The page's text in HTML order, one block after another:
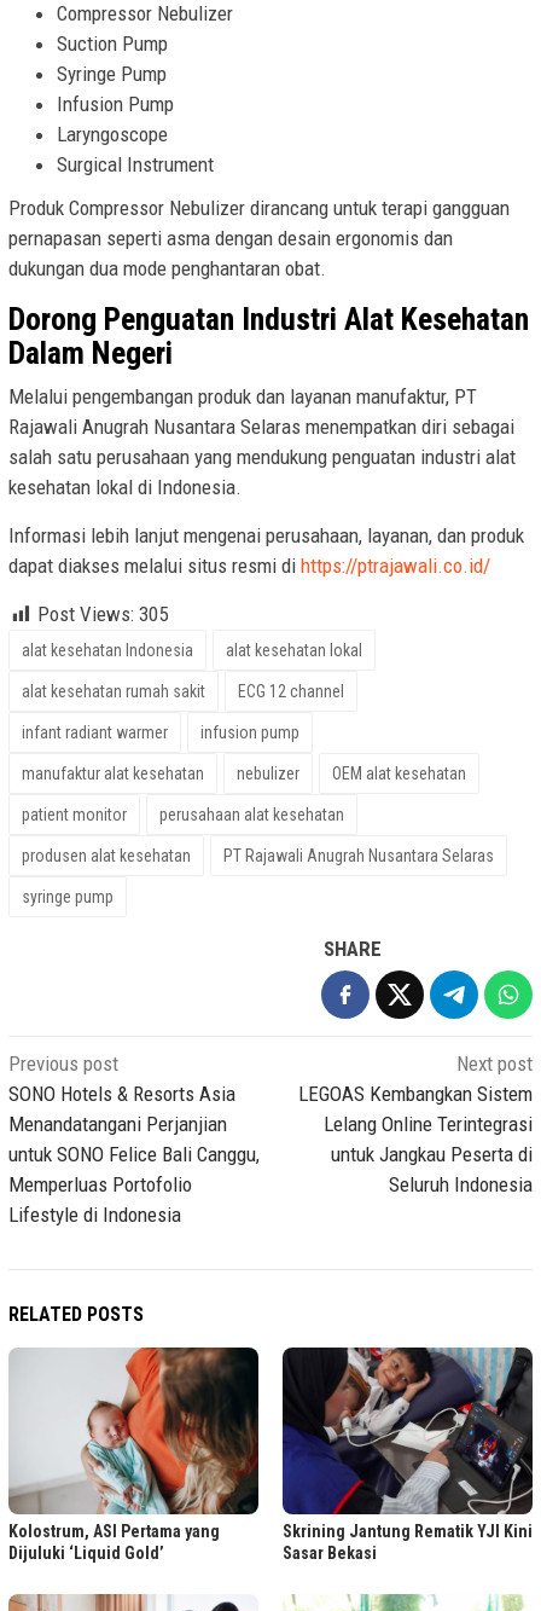
Compressor Nebulizer
Suction Pump
Syringe Pump
Infusion Pump
Laryngoscope
Surgical Instrument
Produk Compressor Nebulizer dirancang untuk terapi gangguan
pernapasan seperti asma dengan desain ergonomis dan
dukungan dua mode penghantaran obat.
Dorong Penguatan Industri Alat Kesehatan
Dalam Negeri
Melalui pengembangan produk dan layanan manufaktur, PT
Rajawali Anugrah Nusantara Selaras menempatkan diri sebagai
salah satu perusahaan yang mendukung penguatan industri alat
kesehatan lokal di Indonesia.
Informasi lebih lanjut mengenai perusahaan, layanan, dan produk
dapat diakses melalui situs resmi di https://ptrajawali.co.id/
Post Views: 305
alat kesehatan Indonesia alat kesehatan lokal
alat kesehatan rumah sakit ECG 12 channel
infant radiant warmer infusion pump
manufaktur alat kesehatan nebulizer OEM alat kesehatan
patient monitor perusahaan alat kesehatan
produsen alat kesehatan PT Rajawali Anugrah Nusantara Selaras
syringe pump
SHARE
Post
navigation
Previous post
SONO Hotels & Resorts Asia
Menandatangani Perjanjian
untuk SONO Felice Bali Canggu,
Memperluas Portofolio
Lifestyle di Indonesia
Next post
LEGOAS Kembangkan Sistem
Lelang Online Terintegrasi
untuk Jangkau Peserta di
Seluruh Indonesia
RELATED POSTS
Kolostrum, ASI Pertama yang
Dijuluki ‘Liquid Gold’
Skrining Jantung Rematik YJI Kini
Sasar Bekasi